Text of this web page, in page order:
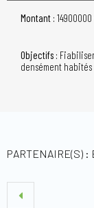
Montant :
Objectifs :
densément habités
PARTENAIRE(S)